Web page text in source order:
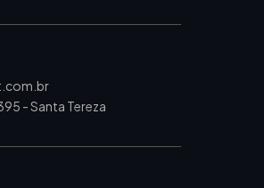
- Santa Tereza